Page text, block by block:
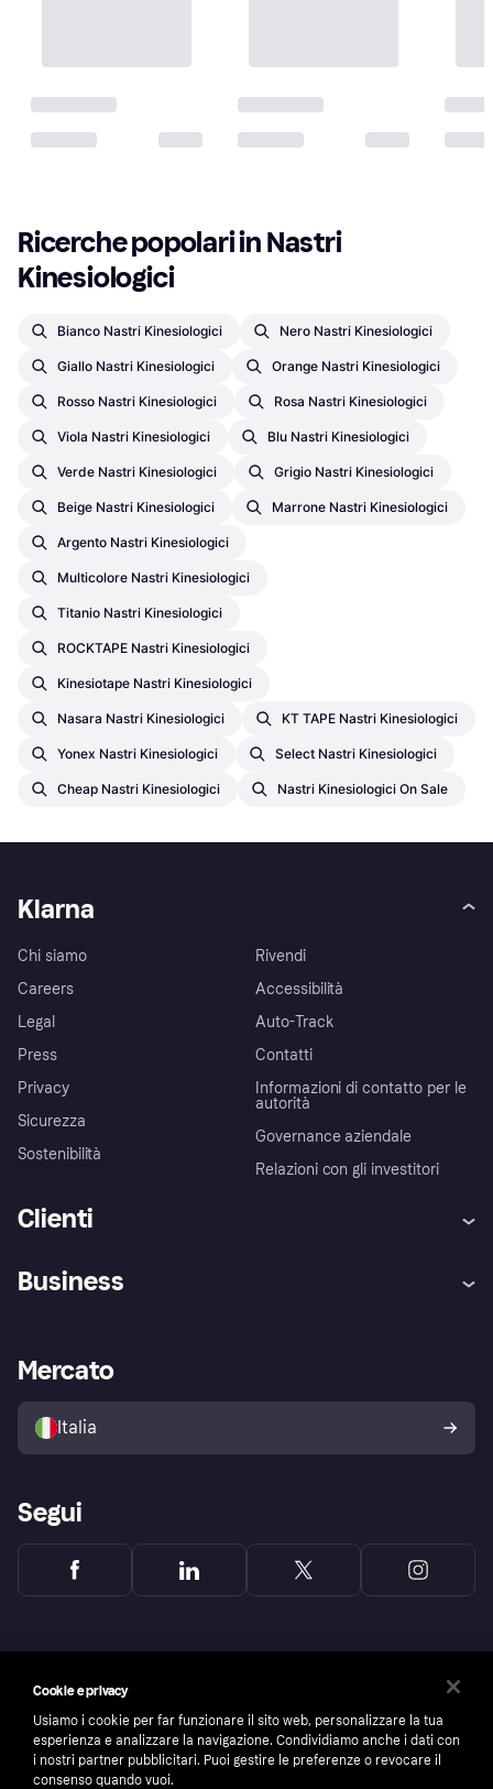
Ricerche popolari in Nastri
Kinesiologici
Bianco Nastri Kinesiologici Nero Nastri Kinesiologici
Giallo Nastri Kinesiologici Orange Nastri Kinesiologici
Rosso Nastri Kinesiologici Rosa Nastri Kinesiologici
Viola Nastri Kinesiologici Blu Nastri Kinesiologici
Verde Nastri Kinesiologici Grigio Nastri Kinesiologici
Beige Nastri Kinesiologici Marrone Nastri Kinesiologici
Argento Nastri Kinesiologici
Multicolore Nastri Kinesiologici
Titanio Nastri Kinesiologici
ROCKTAPE Nastri Kinesiologici
Kinesiotape Nastri Kinesiologici
Nasara Nastri Kinesiologici KT TAPE Nastri Kinesiologici
Yonex Nastri Kinesiologici Select Nastri Kinesiologici
Cheap Nastri Kinesiologici Nastri Kinesiologici On Sale
Klarna
Chi siamo
Careers
Legal
Press
Privacy
Sicurezza
Sostenibilità
Rivendi
Accessibilità
Auto-Track
Contatti
Informazioni di contatto per le
autorità
Governance aziendale
Relazioni con gli investitori
Clienti
Assistenza
Esplora i negozi
Politica di protezione
dell'acquirente Klarna
Business
Accesso aziende
Mercato
Italia
Segui
Cookie e privacy
Usiamo i cookie per far funzionare il sito web, personalizzare la tua
esperienza e analizzare la navigazione. Condividiamo anche i dati con
i nostri partner pubblicitari. Puoi gestire le preferenze o revocare il
consenso quando vuoi.